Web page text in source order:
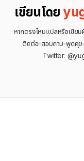
เขียนโดย
หากตรงไหนแปลหรือเขียน
ติดต่อ-สอบถาม-พูดคุย
Twitter: